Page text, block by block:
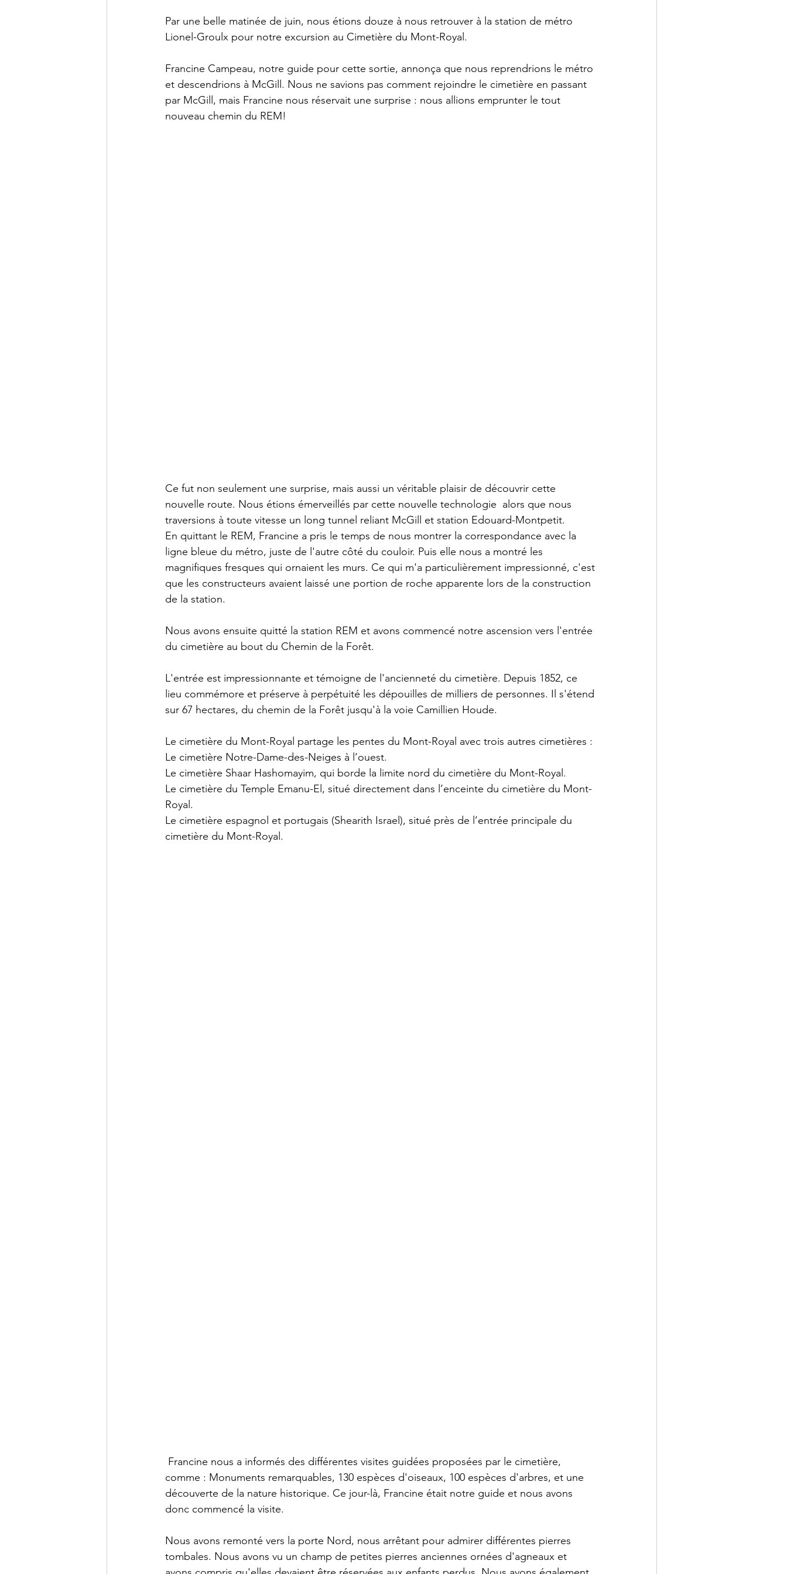
Par une belle matinée de juin, nous étions douze à nous retrouver à la station de métro
Lionel-Groulx pour notre excursion au Cimetière du Mont-Royal.
Francine Campeau, notre guide pour cette sortie, annonça que nous reprendrions le métro
et descendrions à McGill. Nous ne savions pas comment rejoindre le cimetière en passant
par McGill, mais Francine nous réservait une surprise : nous allions emprunter le tout
nouveau chemin du REM!
Ce fut non seulement une surprise, mais aussi un véritable plaisir de découvrir cette
nouvelle route. Nous étions émerveillés par cette nouvelle technologie  alors que nous
traversions à toute vitesse un long tunnel reliant McGill et station Edouard-Montpetit.
En quittant le REM, Francine a pris le temps de nous montrer la correspondance avec la
ligne bleue du métro, juste de l'autre côté du couloir. Puis elle nous a montré les
magnifiques fresques qui ornaient les murs. Ce qui m'a particulièrement impressionné, c'est
que les constructeurs avaient laissé une portion de roche apparente lors de la construction
de la station.
Nous avons ensuite quitté la station REM et avons commencé notre ascension vers l'entrée
du cimetière au bout du Chemin de la Forêt.
L'entrée est impressionnante et témoigne de l'ancienneté du cimetière. Depuis 1852, ce
lieu commémore et préserve à perpétuité les dépouilles de milliers de personnes. Il s'étend
sur 67 hectares, du chemin de la Forêt jusqu'à la voie Camillien Houde.
Le cimetière du Mont-Royal partage les pentes du Mont-Royal avec trois autres cimetières :
Le cimetière Notre-Dame-des-Neiges à l’ouest.
Le cimetière Shaar Hashomayim, qui borde la limite nord du cimetière du Mont-Royal.
Le cimetière du Temple Emanu-El, situé directement dans l’enceinte du cimetière du Mont-
Royal.
Le cimetière espagnol et portugais (Shearith Israel), situé près de l’entrée principale du
cimetière du Mont-Royal.
Francine nous a informés des différentes visites guidées proposées par le cimetière,
comme : Monuments remarquables, 130 espèces d'oiseaux, 100 espèces d'arbres, et une
découverte de la nature historique. Ce jour-là, Francine était notre guide et nous avons
donc commencé la visite.
Nous avons remonté vers la porte Nord, nous arrêtant pour admirer différentes pierres
tombales. Nous avons vu un champ de petites pierres anciennes ornées d'agneaux et